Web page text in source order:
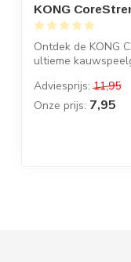
KONG
Ontdek de KONG
ultieme
Adviesprijs: 11,95
Onze prijs: 7,95